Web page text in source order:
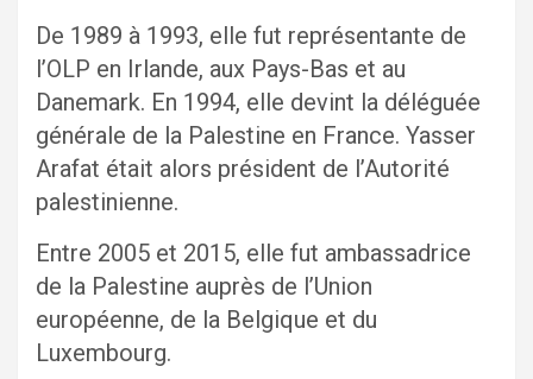
De 1989 à 1993, elle fut représentante de
l’OLP en Irlande, aux Pays-Bas et au
Danemark. En 1994, elle devint la déléguée
générale de la Palestine en France. Yasser
Arafat était alors président de l’Autorité
palestinienne.
Entre 2005 et 2015, elle fut ambassadrice
de la Palestine auprès de l’Union
européenne, de la Belgique et du
Luxembourg.